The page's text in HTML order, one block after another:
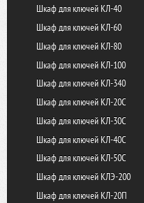
Шкаф сушильный ШСО-2000-4
Модуль для сушки обуви Союз-
Модуль для сушки обуви Союз-
Скамья гардеробная 1000
Скамья гардеробная 1200
Скамья гардеробная 1500
Скамья гардеробная 2000
Скамья со спинкой 500
Скамья со спинкой 1000
Скамья со спинкой 1500
Скамья для спорт раздевалок
Скамья для спорт раздевалок
Шкаф для ключей КЛ-40
Шкаф для ключей КЛ-60
Шкаф для ключей КЛ-80
Шкаф для ключей КЛ-100
Шкаф для ключей КЛ-340
Шкаф для ключей КЛ-20С
Шкаф для ключей КЛ-30C
Шкаф для ключей КЛ-40C
Шкаф для ключей КЛ-50C
Шкаф для ключей КЛЭ-200
Шкаф для ключей КЛ-20П